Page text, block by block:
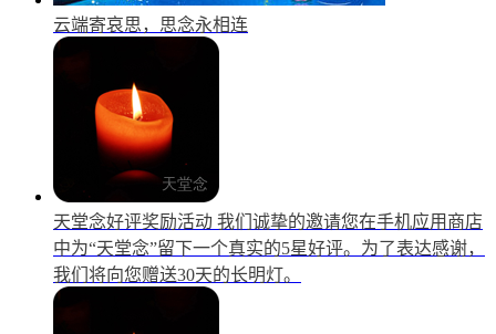
云端寄哀思，思念永相连
天堂念好评奖励活动 我们诚挚的邀请您在手机应用商店
中为“天堂念”留下一个真实的5星好评。为了表达感谢，
我们将向您赠送30天的长明灯。